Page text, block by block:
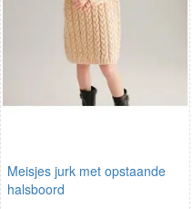
Meisjes jurk met opstaande
halsboord